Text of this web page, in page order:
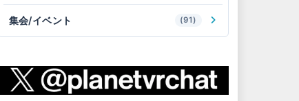
集会/イベント (91)